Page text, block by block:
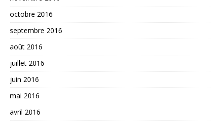
octobre 2016
septembre 2016
août 2016
juillet 2016
juin 2016
mai 2016
avril 2016